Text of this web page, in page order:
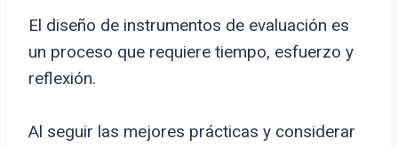
El diseño de instrumentos de evaluación es
un proceso que requiere tiempo, esfuerzo y
reflexión.
Al seguir las mejores prácticas y considerar